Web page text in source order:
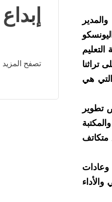
نحتفل مع اليونسكو
التعليم
تراثنا
التي هي
تطوير
متكاتف
وعادات
والأداء
إبداع
تصفح المزيد